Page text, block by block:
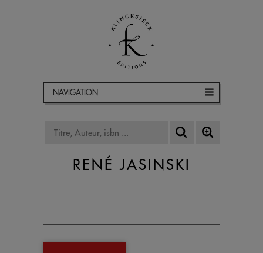
NAVIGATION
RENÉ JASINSKI